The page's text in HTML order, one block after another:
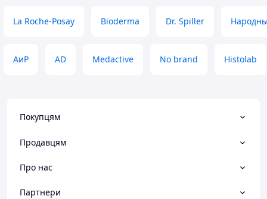
La Roche-Posay Bioderma Dr. Spiller
АиР AD Medactive No brand Histolab
Покупцям
Продавцям
Про нас
Партнери